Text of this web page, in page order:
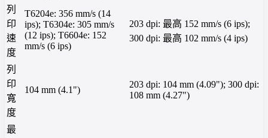
列
印
速
度
T6204e: 356 mm/s (14
ips); T6304e: 305 mm/s
(12 ips); T6604e: 152
mm/s (6 ips)
203 dpi: 最高 152 mm/s (6 ips);
300 dpi: 最高 102 mm/s (4 ips)
列
印
寬
度
104 mm (4.1")
203 dpi: 104 mm (4.09"); 300 dpi:
108 mm (4.27")
最